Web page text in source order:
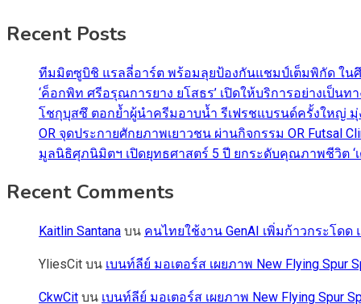
Recent Posts
ทีมมิตซูบิชิ แรลลี่อาร์ต พร้อมลุยป้องกันแชมป์เต็มพิกัด ใน
‘ค็อกพิท ศรีอรุณการยาง ยโสธร’ เปิดให้บริการอย่างเป็น
โชกุบุสซึ ตอกย้ำผู้นำครีมอาบน้ำ รีเฟรชแบรนด์ครั้งใหญ่ มุ่
OR จุดประกายศักยภาพเยาวชน ผ่านกิจกรรม OR Futsal
มูลนิธิศุภนิมิตฯ เปิดยุทธศาสตร์ 5 ปี ยกระดับคุณภาพชีวิต
Recent Comments
Kaitlin Santana บน คนไทยใช้งาน GenAI เพิ่มก้าวกระโด
YliesCit บน เบนท์ลีย์ มอเตอร์ส เผยภาพ New Flying
CkwCit บน เบนท์ลีย์ มอเตอร์ส เผยภาพ New Flying Spur